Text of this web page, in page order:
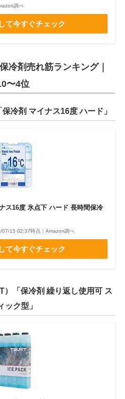
調べ
て今すぐチェック
冷剤売れ筋ランキング｜
〜4位
冷剤 マイナス16度 ハード」
ス16度 氷点下 ハード 長時間保冷
07/15 02:37時点｜Amazon調べ
て今すぐチェック
）「保冷剤 繰り返し使用可 ス
ック型」